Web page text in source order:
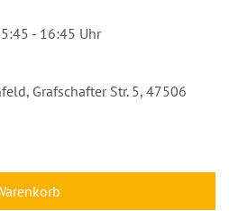
- 16:45 Uhr
Grafschafter Str. 5, 47506